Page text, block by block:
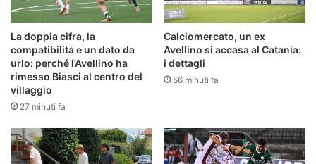
La doppia cifra, la
compatibilità e un dato da
urlo: perché l’Avellino ha
rimesso Biasci al centro del
villaggio
27 minuti fa
Calciomercato, un ex
Avellino si accasa al Catania:
i dettagli
56 minuti fa